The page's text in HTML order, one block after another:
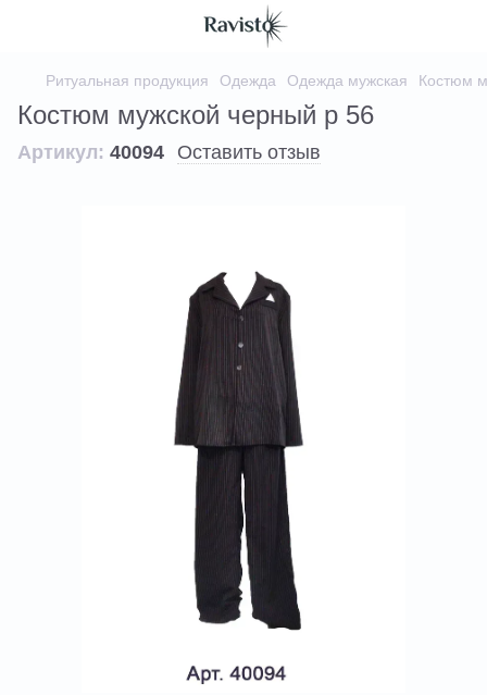
Ритуальная продукция Одежда Одежда мужская Костюм
Костюм мужской черный р 56
Артикул: 40094 Оставить отзыв